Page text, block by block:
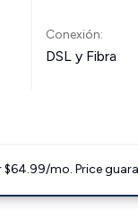
Conexión:
DSL y Fibra
$64.99/mo. Price